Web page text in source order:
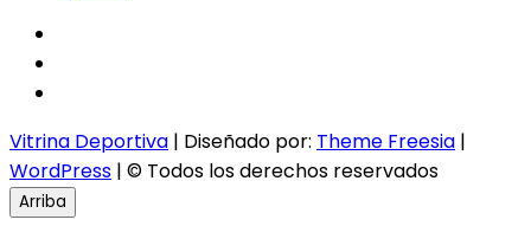
Vitrina Deportiva | Diseñado por: Theme Freesia |
WordPress | © Todos los derechos reservados
Arriba